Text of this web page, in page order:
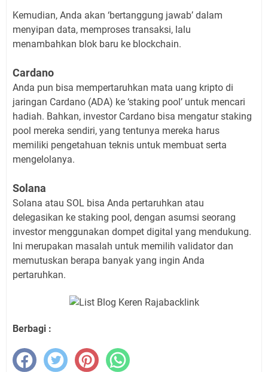
Kemudian, Anda akan ‘bertanggung jawab’ dalam
menyipan data, memproses transaksi, lalu
menambahkan blok baru ke blockchain.
Cardano
Anda pun bisa mempertaruhkan mata uang kripto di
jaringan Cardano (ADA) ke ‘staking pool’ untuk mencari
hadiah. Bahkan, investor Cardano bisa mengatur staking
pool mereka sendiri, yang tentunya mereka harus
memiliki pengetahuan teknis untuk membuat serta
mengelolanya.
Solana
Solana atau SOL bisa Anda pertaruhkan atau
delegasikan ke staking pool, dengan asumsi seorang
investor menggunakan dompet digital yang mendukung.
Ini merupakan masalah untuk memilih validator dan
memutuskan berapa banyak yang ingin Anda
pertaruhkan.
Berbagi :